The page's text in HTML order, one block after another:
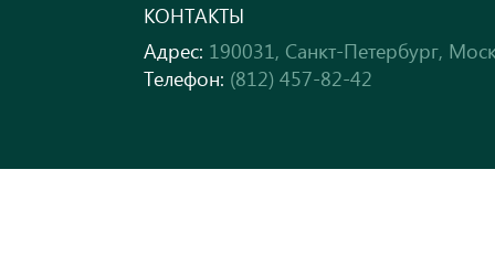
КОНТАКТЫ
Адрес: 190031, Санкт-Петербург,
Телефон: (812) 457-82-42